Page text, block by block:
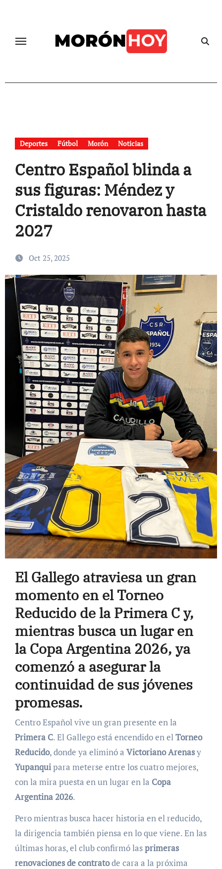
Deportes Fútbol Morón Noticias
Centro Español blinda a
sus figuras: Méndez y
Cristaldo renovaron hasta
2027
Oct 25, 2025
El Gallego atraviesa un gran
momento en el Torneo
Reducido de la Primera C y,
mientras busca un lugar en
la Copa Argentina 2026, ya
comenzó a asegurar la
continuidad de sus jóvenes
promesas.
Centro Español vive un gran presente en la
Primera C. El Gallego está encendido en elTorneo
Reducido, donde ya eliminó a Victoriano Arenasy
Yupanquipara meterse entre los cuatro mejores,
con la mira puesta en un lugar en la Copa
Argentina 2026.
Pero mientras busca hacer historia en el reducido,
la dirigencia también piensa en lo que viene. En las
últimas horas, el club confirmó lasprimeras
renovaciones de contratode cara a la próxima